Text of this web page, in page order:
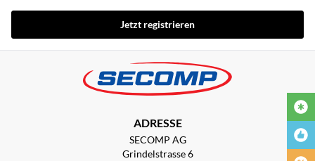
Jetzt registrieren
ADRESSE
SECOMP AG
Grindelstrasse 6